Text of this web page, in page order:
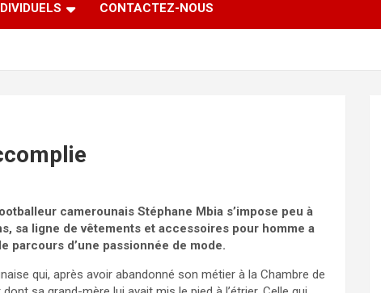
CONTACTEZ-NOUS
camerounais Stéphane Mbia s’impose peu à
sa ligne de vêtements et accessoires pour homme a
parcours d’une passionnée de mode.
qui, après avoir abandonné son métier à la Chambre de